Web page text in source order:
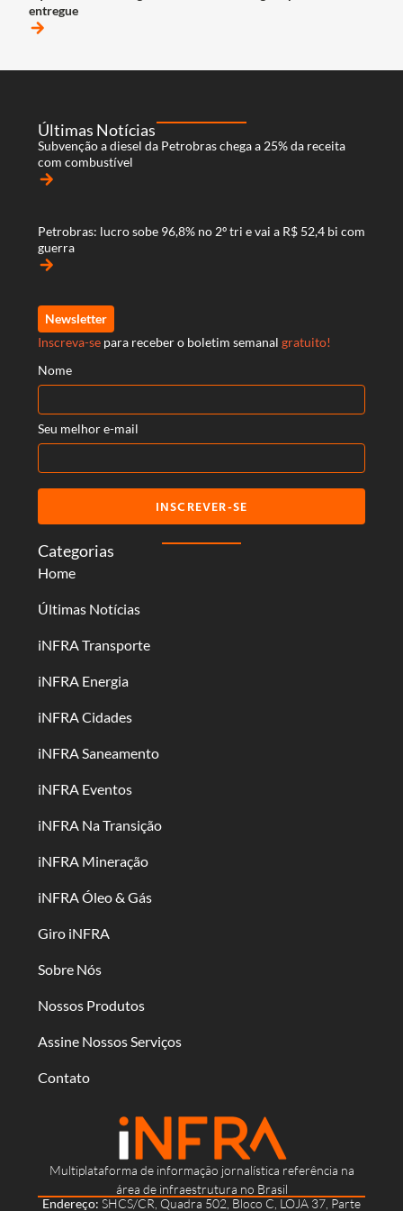
entregue
arrow_forward
Multiplataforma de informação jornalística referência na
área de infraestrutura no Brasil
Endereço: SHCS/CR, Quadra 502, Bloco C, LOJA 37, Parte
Categorias
Home
Últimas Notícias
iNFRA Transporte
iNFRA Energia
iNFRA Cidades
iNFRA Saneamento
iNFRA Eventos
iNFRA Na Transição
iNFRA Mineração
iNFRA Óleo & Gás
Giro iNFRA
Sobre Nós
Nossos Produtos
Assine Nossos Serviços
Contato
Últimas Notícias
Subvenção a diesel da Petrobras chega a 25% da receita
com combustível
arrow_forward
Petrobras: lucro sobe 96,8% no 2º tri e vai a R$ 52,4 bi com
guerra
arrow_forward
Newsletter
Inscreva-se para receber o boletim semanal gratuito!
Nome
Seu melhor e-mail
INSCREVER-SE